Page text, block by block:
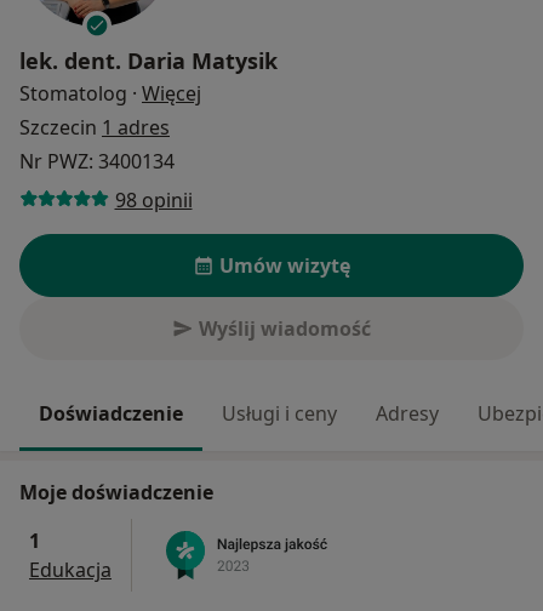
lek. dent. Daria Matysik
Stomatolog · Więcej
Szczecin 1 adres
Nr PWZ: 3400134
98 opinii
Umów wizytę
Wyślij wiadomość
Doświadczenie Usługi i ceny Adresy
Moje doświadczenie
1
Edukacja